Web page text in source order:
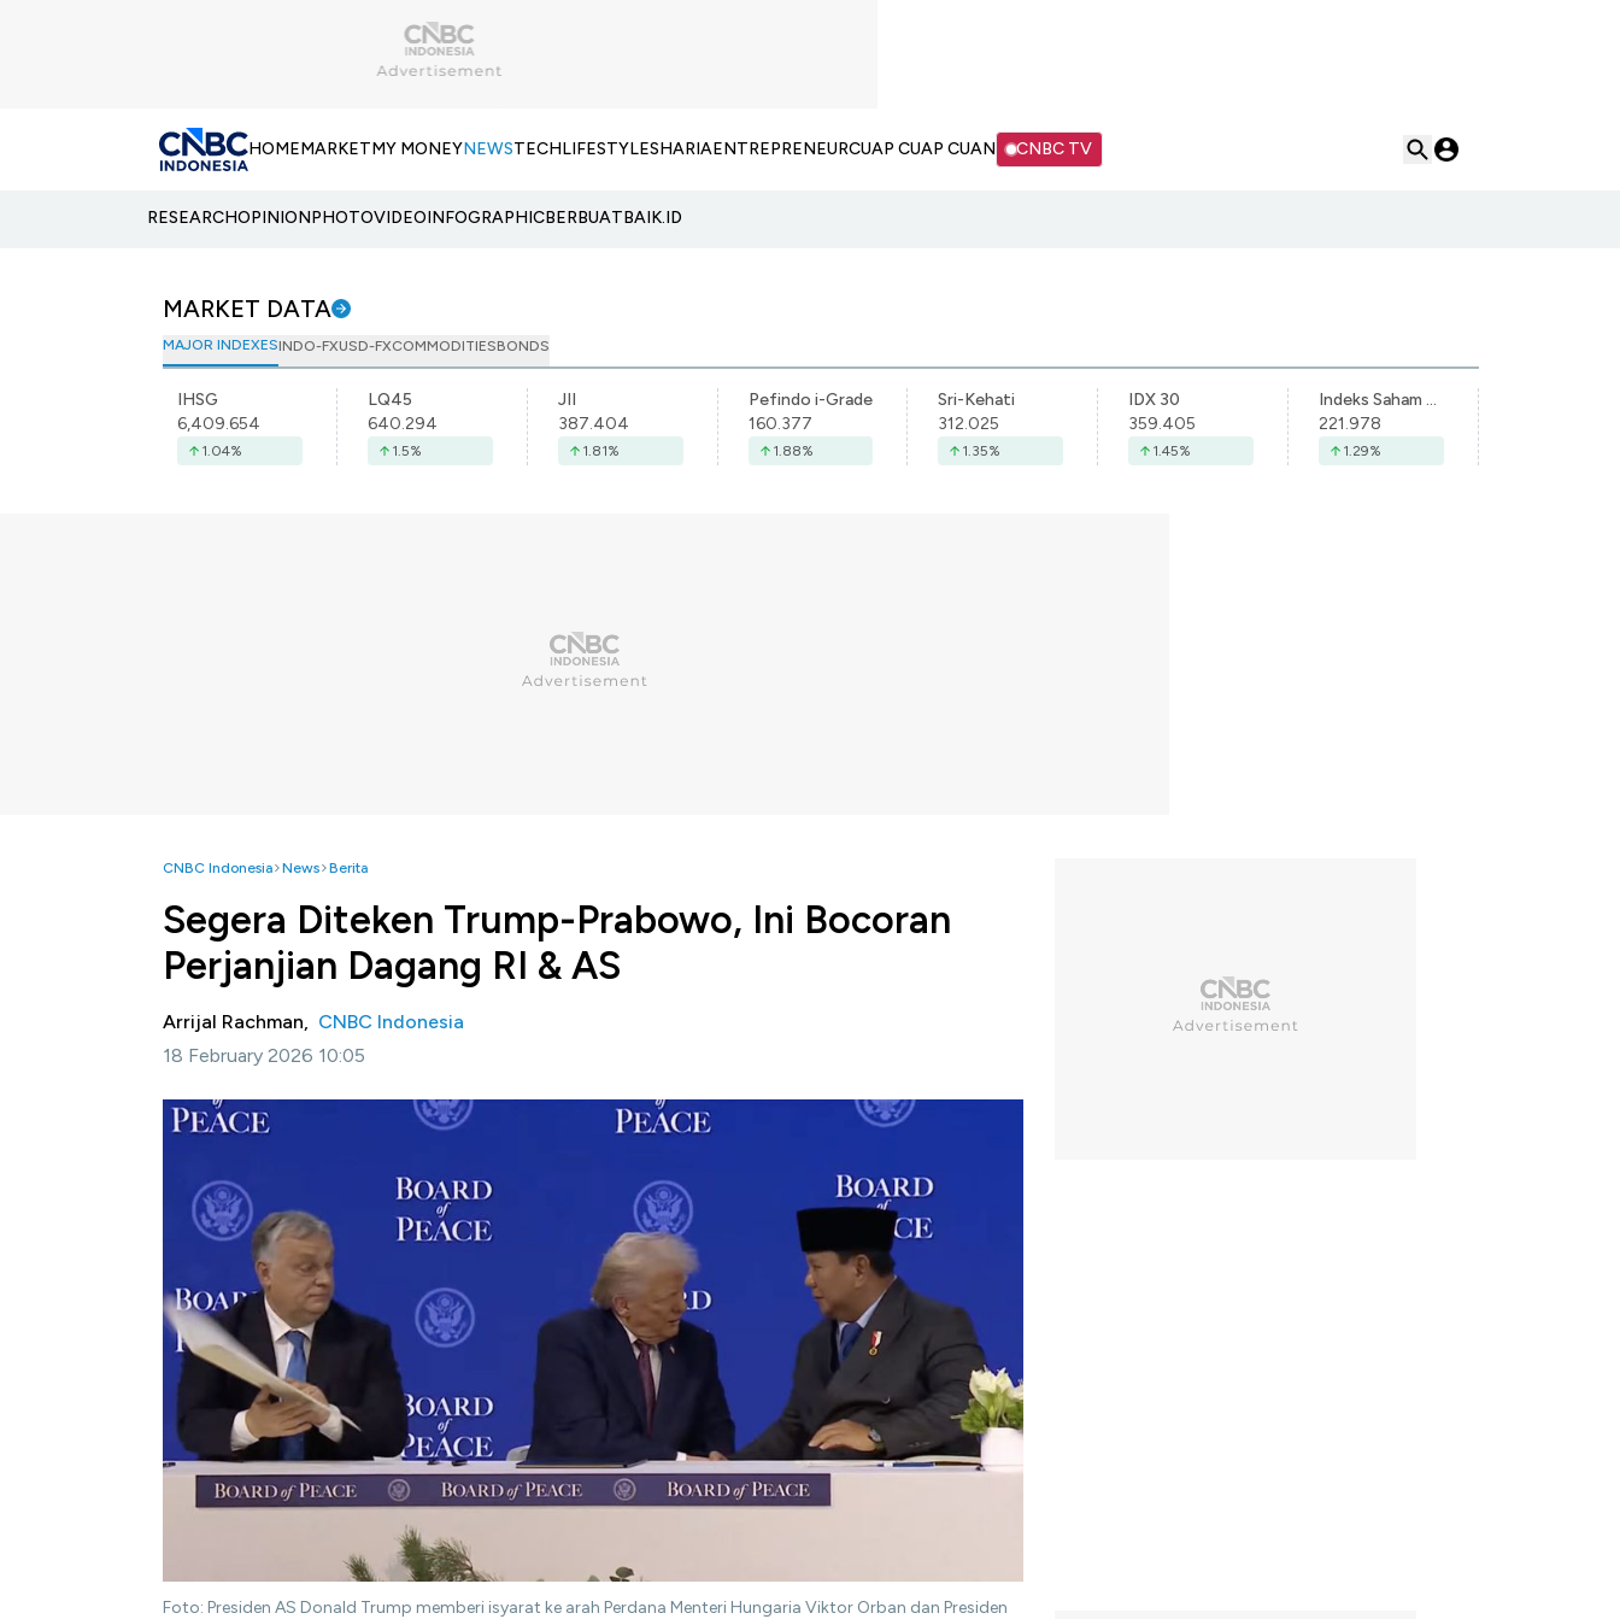
HOMEMARKETMY MONEYNEWSTECHLIFESTYLESHARIAENTREPRENEURCUAP CUAP CUAN CNBC TV
RESEARCHOPINIONPHOTOVIDEOINFOGRAPHICBERBUATBAIK.ID
MARKET DATA
MAJOR INDEXESINDO-FXUSD-FXCOMMODITIESBONDS
IHSG
6,409.654
1.04%
LQ45
640.294
1.5%
JII
387.404
1.81%
Pefindo i-Grade
160.377
1.88%
Sri-Kehati
312.025
1.35%
IDX 30
359.405
1.45%
Indeks Saham Syariah Indonesia
221.978
1.29%
CNBC Indonesia News Berita
Segera Diteken Trump-Prabowo, Ini Bocoran
Perjanjian Dagang RI & AS
Arrijal Rachman, CNBC Indonesia
18 February 2026 10:05
Foto: Presiden AS Donald Trump memberi isyarat ke arah Perdana Menteri Hungaria Viktor Orban dan Presiden